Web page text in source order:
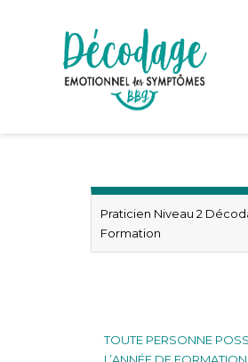
Praticien Niveau 2
Formation
TOUTE PERSONNE